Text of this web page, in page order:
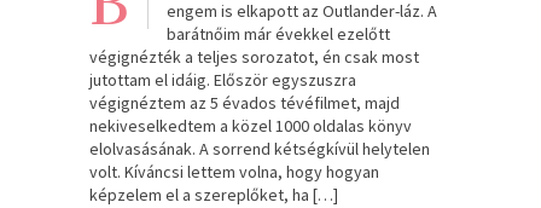
engem is elkapott az Outlander-láz. A
barátnőim már évekkel ezelőtt
végignézték a teljes sorozatot, én csak most
jutottam el idáig. Először egyszuszra
végignéztem az 5 évados tévéfilmet, majd
nekiveselkedtem a közel 1000 oldalas könyv
elolvasásának. A sorrend kétségkívül helytelen
volt. Kíváncsi lettem volna, hogy hogyan
képzelem el a szereplőket, ha […]